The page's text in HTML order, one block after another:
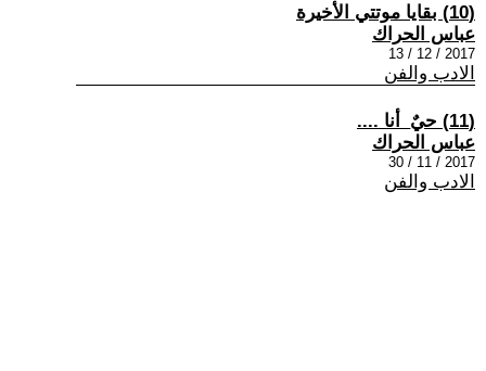
(10) بقايا موتتي الأخيرة
عباس الحراك
2017 / 12 / 13
الادب والفن
(11) حيٌ_أنا ....
عباس الحراك
2017 / 11 / 30
الادب والفن